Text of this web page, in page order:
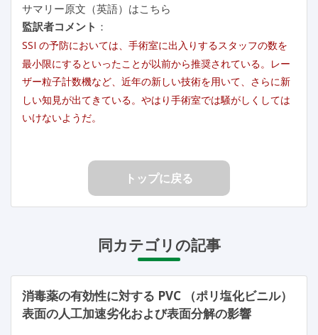
サマリー原文（英語）はこちら
監訳者コメント ：
SSI の予防においては、手術室に出入りするスタッフの数を
最小限にするといったことが以前から推奨されている。レー
ザー粒子計数機など、近年の新しい技術を用いて、さらに新
しい知見が出てきている。やはり手術室では騒がしくしては
いけないようだ。
トップに戻る
同カテゴリの記事
消毒薬の有効性に対する PVC （ポリ塩化ビニル）
表面の人工加速劣化および表面分解の影響